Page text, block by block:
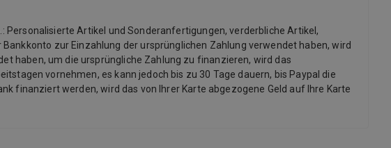
Artikel und Sonderanfertigungen, verderbliche Artikel,
zur Einzahlung der ursprünglichen Zahlung verwendet haben, wird
haben, um die ursprüngliche Zahlung zu finanzieren, wird das
vornehmen, es kann jedoch bis zu 30 Tage dauern, bis Paypal die
finanziert werden, wird das von Ihrer Karte abgezogene Geld auf Ihre Karte